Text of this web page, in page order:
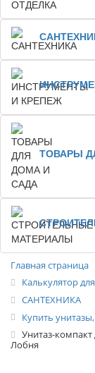
ТОВАРЫ
Главная страница
Калькулятор
САНТЕХНИКА
Купить
Унитаз-
Лобня